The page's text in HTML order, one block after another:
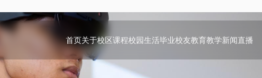
首页关于校区课程校园生活毕业校友教育教学新闻直播